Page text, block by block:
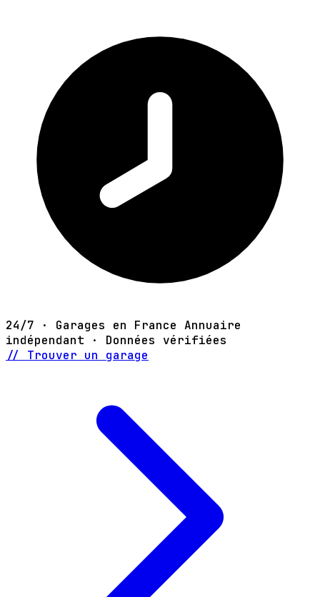
24/7 · Garages en France Annuaire
indépendant · Données vérifiées
// Trouver un garage